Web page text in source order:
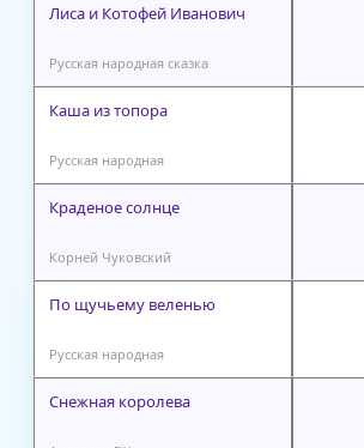
Лиса и Котофей Иванович
Русская народная сказка
Каша из топора
Русская народная
Краденое солнце
Корней Чуковский
По щучьему веленью
Русская народная
Снежная королева